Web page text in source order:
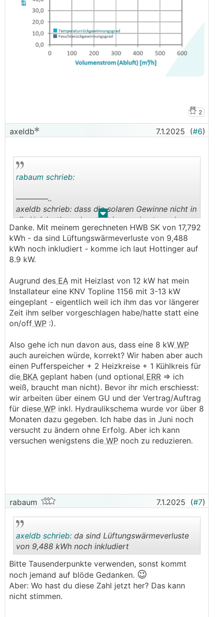
2
axeldb 7.1.2025 (#6)
. .
rabaum schrieb:
──────..
axeldb schrieb: dass die solaren Gewinne nicht in
die Heizlastberechnung reingerechnet werden
───────────────
ja stimmt, dass solare und innere Gewinne
a) nach Norm nicht reingerechnet werden aber
sollten
Hier kannst du dazu einiges nachlesen:
https://www.energiesparhaus.at/forum-energieau
sweis-besser-lesen-und-verstehen-koennen/7219
Wie man zu einer guten und realen Heizlast
kommt, findest du hier:
https://www.energiesparhaus.at/forum-heizlastbe
rechnung-nach-hottinger/81091
──────..
axeldb schrieb: zu wenig geachtet auf den
Energieausweis
───────────────
passen.
Danke. Mit meinem gerechneten HWB SK von 17,792
kWh - da sind Lüftungswärmeverluste von 9,488
kWh noch inkludiert - komme ich laut Hottinger auf
8.9 kW.
Augrund des EA mit Heizlast von 12 kW hat mein
Installateur eine KNV Topline 1156 mit 3-13 kW
eingeplant - eigentlich weil ich ihm das vor längerer
Zeit ihm selber vorgeschlagen habe/hatte statt eine
on/off WP :).
Also gehe ich nun davon aus, dass eine 8 kW WP
auch aureichen würde, korrekt? Wir haben aber auch
einen Pufferspeicher + 2 Heizkreise + 1 Kühlkreis für
die BKA geplant haben (und optional ERR => ich
weiß, braucht man nicht). Bevor ihr mich erschiesst:
wir arbeiten über einem GU und der Vertrag/Auftrag
für diese WP inkl. Hydraulikschema wurde vor über 8
Monaten dazu gegeben. Ich habe das in Juni noch
versucht zu ändern ohne Erfolg. Aber ich kann
versuchen wenigstens die WP noch zu reduzieren.
rabaum 7.1.2025 (#7)
..
axeldb schrieb: da sind Lüftungswärmeverluste
von 9,488 kWh noch inkludiert
Bitte Tausenderpunkte verwenden, sonst kommt
noch jemand auf blöde Gedanken. 😉
Aber: Wo hast du diese Zahl jetzt her? Das kann
nicht stimmen.